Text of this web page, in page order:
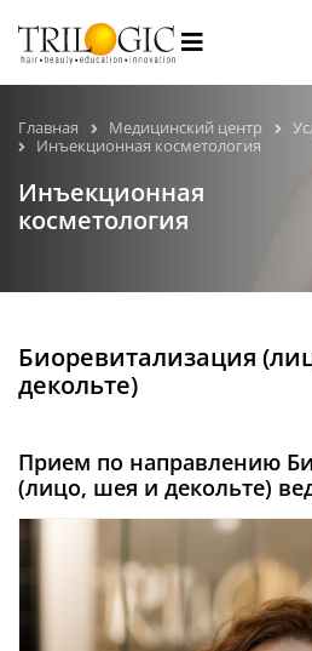
Главная Медицинский центр
Инъекционная косметология
Инъекционная
косметология
Биоревитализация
декольте)
Прием по направлению
(лицо, шея и декольте)